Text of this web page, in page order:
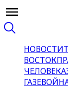
НОВОСТИ
ВОСТОК
ЧЕЛОВЕКА
ГАЗЕ